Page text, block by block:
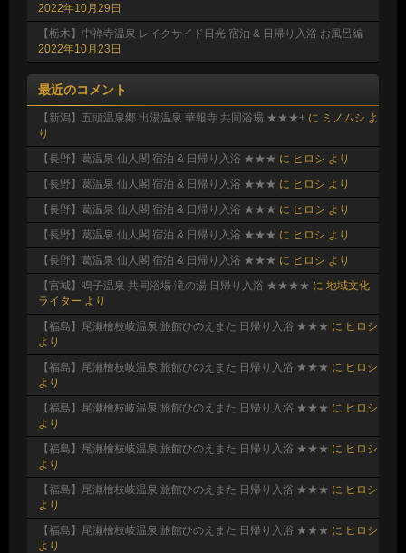
2022年10月29日
【栃木】中禅寺温泉 レイクサイド日光 宿泊 & 日帰り入浴 お風呂編
2022年10月23日
最近のコメント
【新潟】五頭温泉郷 出湯温泉 華報寺 共同浴場 ★★★+ に ミノムシ よ
り
【長野】葛温泉 仙人閣 宿泊 & 日帰り入浴 ★★★ に ヒロシ より
【長野】葛温泉 仙人閣 宿泊 & 日帰り入浴 ★★★ に ヒロシ より
【長野】葛温泉 仙人閣 宿泊 & 日帰り入浴 ★★★ に ヒロシ より
【長野】葛温泉 仙人閣 宿泊 & 日帰り入浴 ★★★ に ヒロシ より
【長野】葛温泉 仙人閣 宿泊 & 日帰り入浴 ★★★ に ヒロシ より
【宮城】鳴子温泉 共同浴場 滝の湯 日帰り入浴 ★★★★ に 地域文化
ライター より
【福島】尾瀬檜枝岐温泉 旅館ひのえまた 日帰り入浴 ★★★ に ヒロシ
より
【福島】尾瀬檜枝岐温泉 旅館ひのえまた 日帰り入浴 ★★★ に ヒロシ
より
【福島】尾瀬檜枝岐温泉 旅館ひのえまた 日帰り入浴 ★★★ に ヒロシ
より
【福島】尾瀬檜枝岐温泉 旅館ひのえまた 日帰り入浴 ★★★ に ヒロシ
より
【福島】尾瀬檜枝岐温泉 旅館ひのえまた 日帰り入浴 ★★★ に ヒロシ
より
【福島】尾瀬檜枝岐温泉 旅館ひのえまた 日帰り入浴 ★★★ に ヒロシ
より